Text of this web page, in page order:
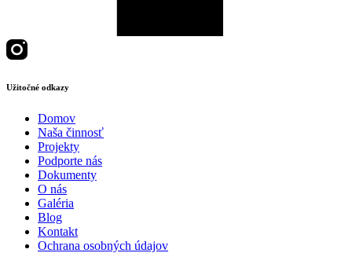
Užitočné odkazy
Domov
Naša činnosť
Projekty
Podporte nás
Dokumenty
O nás
Galéria
Blog
Kontakt
Ochrana osobných údajov